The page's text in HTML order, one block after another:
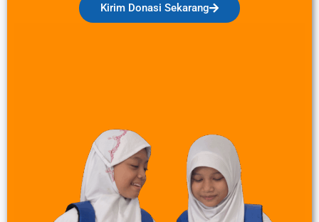
Kirim Donasi Sekarang